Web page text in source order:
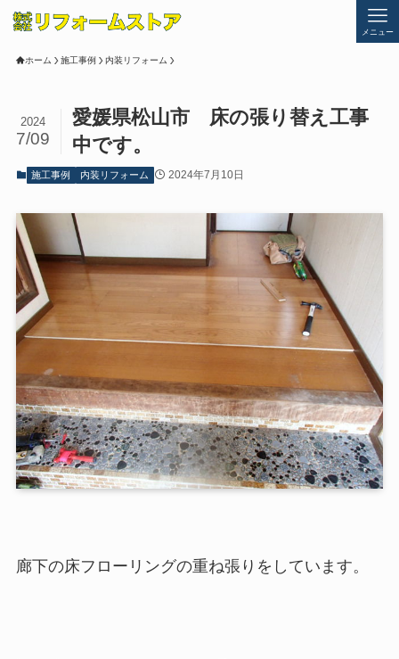
メニュー
ホーム 施工事例 内装リフォーム
愛媛県松山市 床の張り替え工事
中です。
2024
7/09
施工事例 内装リフォーム 2024年7月10日
廊下の床フローリングの重ね張りをしています。